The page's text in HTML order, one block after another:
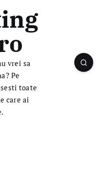
vrei sa
Pe
toate
care ai